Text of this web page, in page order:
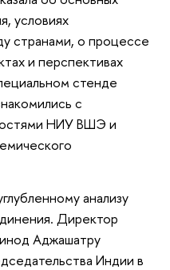
условиях
странами, о процессе
и перспективах
стенде
с
НИУ ВШЭ и
анализу
Директор
Аджашатру
Индии в